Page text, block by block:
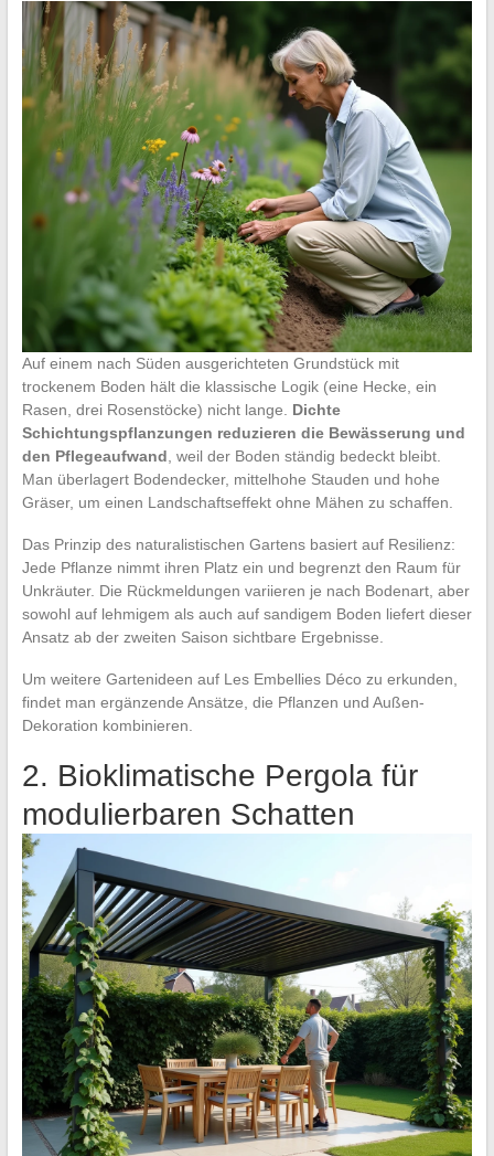
Auf einem nach Süden ausgerichteten Grundstück mit
trockenem Boden hält die klassische Logik (eine Hecke, ein
Rasen, drei Rosenstöcke) nicht lange. Dichte
Schichtungspflanzungen reduzieren die Bewässerung und
den Pflegeaufwand , weil der Boden ständig bedeckt bleibt.
Man überlagert Bodendecker, mittelhohe Stauden und hohe
Gräser, um einen Landschaftseffekt ohne Mähen zu schaffen.
Das Prinzip des naturalistischen Gartens basiert auf Resilienz:
Jede Pflanze nimmt ihren Platz ein und begrenzt den Raum für
Unkräuter. Die Rückmeldungen variieren je nach Bodenart, aber
sowohl auf lehmigem als auch auf sandigem Boden liefert dieser
Ansatz ab der zweiten Saison sichtbare Ergebnisse.
Um weitere Gartenideen auf Les Embellies Déco zu erkunden,
findet man ergänzende Ansätze, die Pflanzen und Außen-
Dekoration kombinieren.
2. Bioklimatische Pergola für
modulierbaren Schatten